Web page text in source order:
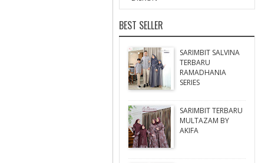
BEST SELLER
SARIMBIT SALVINA
TERBARU
RAMADHANIA
SERIES
SARIMBIT TERBARU
MULTAZAM BY
AKIFA